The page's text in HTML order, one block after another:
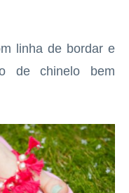
linha de bordar e
de chinelo bem